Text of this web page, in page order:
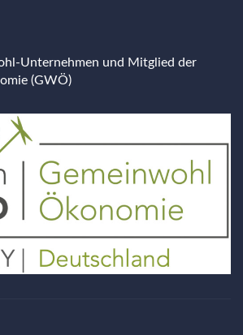
Unternehmen und Mitglied der
(GWÖ)